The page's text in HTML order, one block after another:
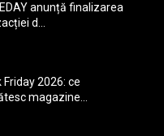
anunță finalizarea
d...
Friday 2026: ce
magazine...